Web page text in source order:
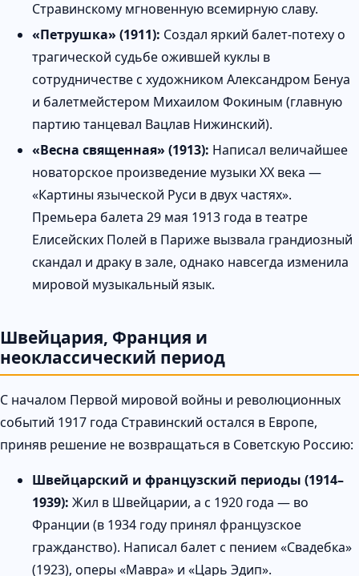
Стравинскому мгновенную всемирную славу.
«Петрушка» (1911): Создал яркий балет-потеху о
трагической судьбе ожившей куклы в
сотрудничестве с художником Александром Бенуа
и балетмейстером Михаилом Фокиным (главную
партию танцевал Вацлав Нижинский).
«Весна священная» (1913): Написал величайшее
новаторское произведение музыки XX века —
«Картины языческой Руси в двух частях».
Премьера балета 29 мая 1913 года в театре
Елисейских Полей в Париже вызвала грандиозный
скандал и драку в зале, однако навсегда изменила
мировой музыкальный язык.
Швейцария, Франция и
неоклассический период
С началом Первой мировой войны и революционных
событий 1917 года Стравинский остался в Европе,
приняв решение не возвращаться в Советскую Россию:
Швейцарский и французский периоды (1914–
1939): Жил в Швейцарии, а с 1920 года — во
Франции (в 1934 году принял французское
гражданство). Написал балет с пением «Свадебка»
(1923), оперы «Мавра» и «Царь Эдип».